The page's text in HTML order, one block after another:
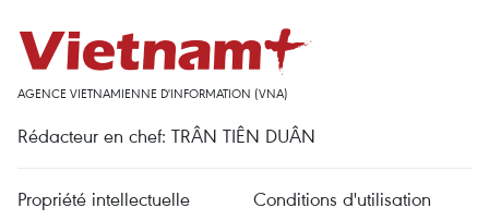
AGENCE VIETNAMIENNE D'INFORMATION (VNA)
Rédacteur en chef: TRÂN TIÊN DUÂN
Propriété intellectuelle
Conditions d'utilisation